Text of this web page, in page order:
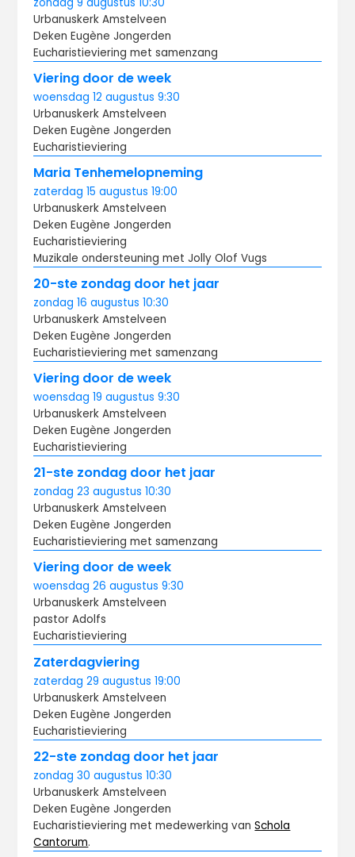
Urbanuskerk Amstelveen
Deken Eugène Jongerden
Eucharistieviering met samenzang
Viering door de week
woensdag 12 augustus9:30
Urbanuskerk Amstelveen
Deken Eugène Jongerden
Eucharistieviering
Maria Tenhemelopneming
zaterdag 15 augustus19:00
Urbanuskerk Amstelveen
Deken Eugène Jongerden
Eucharistieviering
Muzikale ondersteuning met Jolly Olof Vugs
20-ste zondag door het jaar
zondag 16 augustus10:30
Urbanuskerk Amstelveen
Deken Eugène Jongerden
Eucharistieviering met samenzang
Viering door de week
woensdag 19 augustus9:30
Urbanuskerk Amstelveen
Deken Eugène Jongerden
Eucharistieviering
21-ste zondag door het jaar
zondag 23 augustus10:30
Urbanuskerk Amstelveen
Deken Eugène Jongerden
Eucharistieviering met samenzang
Viering door de week
woensdag 26 augustus9:30
Urbanuskerk Amstelveen
pastor Adolfs
Eucharistieviering
Zaterdagviering
zaterdag 29 augustus19:00
Urbanuskerk Amstelveen
Deken Eugène Jongerden
Eucharistieviering
22-ste zondag door het jaar
zondag 30 augustus10:30
Urbanuskerk Amstelveen
Deken Eugène Jongerden
Eucharistieviering met medewerking vanSchola
Cantorum.